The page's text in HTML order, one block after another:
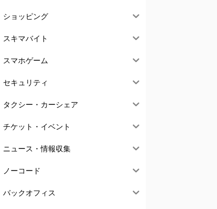
ショッピング
スキマバイト
スマホゲーム
セキュリティ
タクシー・カーシェア
チケット・イベント
ニュース・情報収集
ノーコード
バックオフィス